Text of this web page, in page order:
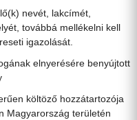
nevét, lakcímét,
továbbá mellékelni kell
igazolását.
elnyerésére benyújtott
költöző hozzátartozója
Magyarország területén